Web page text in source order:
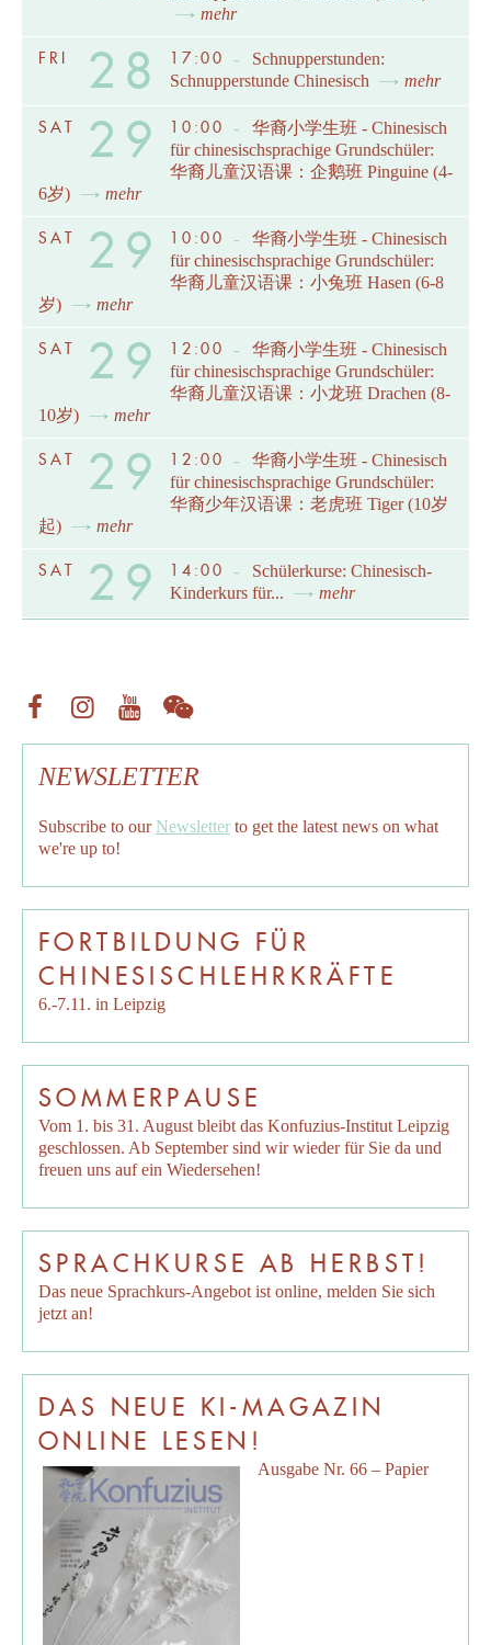
mehr
FRI 28 17:00 -
Schnupperstunden:
Schnupperstunde Chinesisch
mehr
SAT 29 10:00 -
华裔小学生班 - Chinesisch
für chinesischsprachige Grundschüler:
华裔儿童汉语课：企鹅班 Pinguine (4-
6岁)
mehr
SAT 29 10:00 -
华裔小学生班 - Chinesisch
für chinesischsprachige Grundschüler:
华裔儿童汉语课：小兔班 Hasen (6-8
岁)
mehr
SAT 29 12:00 -
华裔小学生班 - Chinesisch
für chinesischsprachige Grundschüler:
华裔儿童汉语课：小龙班 Drachen (8-
10岁)
mehr
SAT 29 12:00 -
华裔小学生班 - Chinesisch
für chinesischsprachige Grundschüler:
华裔少年汉语课：老虎班 Tiger (10岁
起)
mehr
SAT 29 14:00 -
Schülerkurse: Chinesisch-
Kinderkurs für...
mehr
NEWSLETTER
Subscribe to our Newsletter to get the latest news on what
we're up to!
FORTBILDUNG FÜR
CHINESISCHLEHRKRÄFTE
6.-7.11. in Leipzig
SOMMERPAUSE
Vom 1. bis 31. August bleibt das Konfuzius-Institut Leipzig
geschlossen. Ab September sind wir wieder für Sie da und
freuen uns auf ein Wiedersehen!
SPRACHKURSE AB HERBST!
Das neue Sprachkurs-Angebot ist online, melden Sie sich
jetzt an!
DAS NEUE KI-MAGAZIN
ONLINE LESEN!
Ausgabe Nr. 66 – Papier